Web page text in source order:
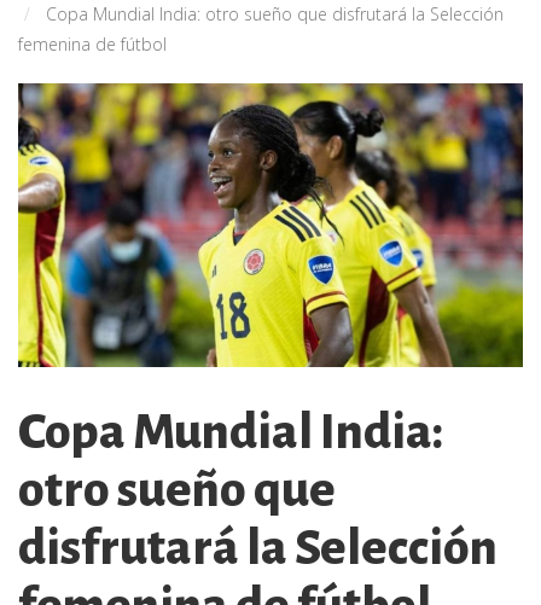
Copa Mundial India: otro sueño que disfrutará la Selección
femenina de fútbol
Copa Mundial India:
otro sueño que
disfrutará la Selección